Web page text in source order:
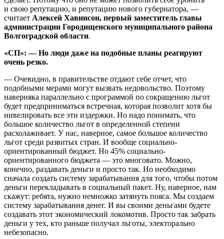
и свою репутацию, и репутацию нового губернатора, —
считает Алексей Хавинсон, первый заместитель главы
администрации Городищенского муниципального района
Волгоградской области.
«СП»: — Но люди даже на подобные планы реагируют
очень резко.
— Очевидно, в правительстве отдают себе отчет, что
подобными мерами могут вызвать недовольство. Поэтому
наверняка параллельно с программой по сокращению льгот
будет предприниматься встречная, которая позволит хотя бы
нивелировать все эти издержки. Но надо понимать, что
большое количество льгот в определенной степени
расхолаживает. У нас, наверное, самое большое количество
льгот среди развитых стран. И вообще социально-
ориентированный бюджет. Но 45% социально-
ориентированного бюджета — это многовато. Можно,
конечно, раздавать деньги и просто так. Но необходимо
сначала создать систему зарабатывания для того, чтобы потом
деньги перекладывать в социальный пакет. Ну, наверное, нам
скажут: ребята, нужно немножко затянуть пояса. Мы создаем
систему зарабатывания денег. И вы своими деньгами будете
создавать этот экономический локомотив. Просто так забрать
деньги у тех, кто раньше получал льготы, электорально
небезопасно.